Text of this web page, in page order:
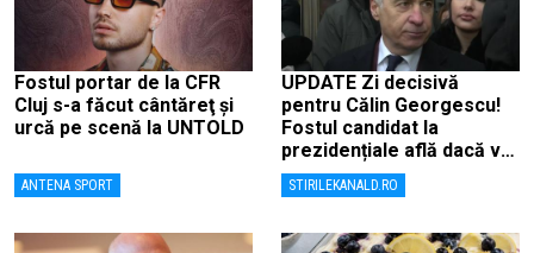
Fostul portar de la CFR
Cluj s-a făcut cântăreţ şi
urcă pe scenă la UNTOLD
ANTENA SPORT
UPDATE Zi decisivă
pentru Călin Georgescu!
Fostul candidat la
prezidențiale află dacă va
fi judecat pentru tentativă
de lovitură de stat
STIRILEKANALD.RO